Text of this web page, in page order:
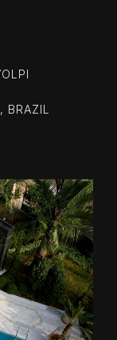
BRAZIL